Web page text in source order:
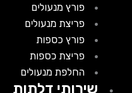
פורץ מנעולים
פריצת מנעולים
פורץ כספות
פריצת כספות
החלפת מנעולים
שירותי דלתות